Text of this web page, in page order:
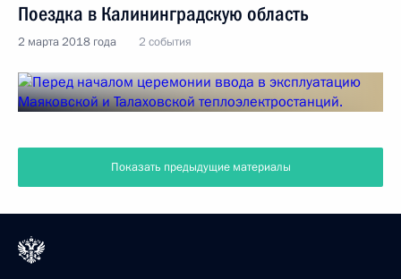
Поездка в Калининградскую область
2 марта 2018 года 2 события
Показать предыдущие материалы